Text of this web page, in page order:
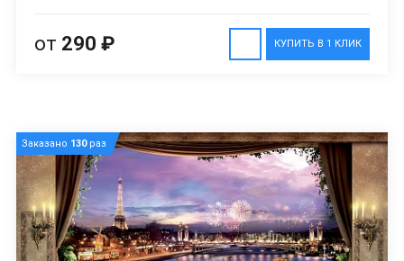
КУПИТЬ В 1 КЛИК
от 290 ₽
Заказано 130раз